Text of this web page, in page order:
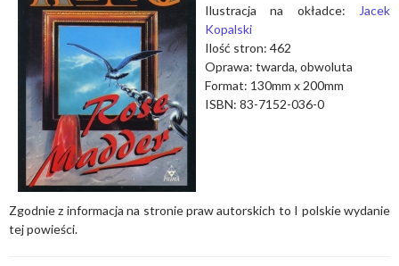
Ilustracja na okładce:
Jacek
Kopalski
Ilość stron: 462
Oprawa: twarda, obwoluta
Format: 130mm x 200mm
ISBN: 83-7152-036-0
Zgodnie z informacja na stronie praw autorskich to I polskie wydanie
tej powieści.